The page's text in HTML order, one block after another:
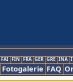
FAI FIN FRA GER GRE INA
Fotogalerie FAQ